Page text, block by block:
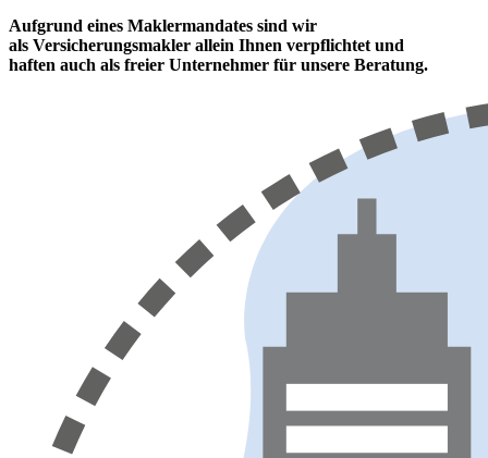
Aufgrund eines Maklermandates sind wir
als Versicherungsmakler allein Ihnen verpflichtet und
haften auch als freier Unternehmer für unsere Beratung.